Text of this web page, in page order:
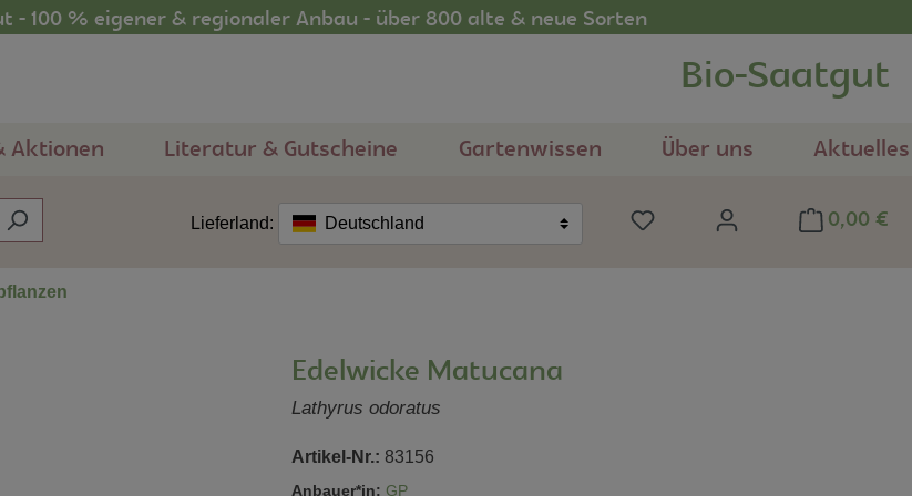
- 100 % eigener & regionaler Anbau - über 800 alte & neue Sorten
Bio-Saatgut
Aktionen Literatur & Gutscheine Gartenwissen Über uns Aktuelles
Du hast 0 Produkte auf dem
0,00 €
Lieferland: Deutschland
Edelwicke Matucana
Lathyrus odoratus
Artikel-Nr.: 83156
Anbauer*in: GP